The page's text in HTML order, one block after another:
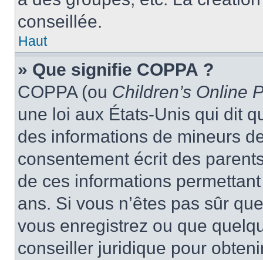
conseillée.
Haut
» Que signifie COPPA ?
COPPA (ou Children’s Online
une loi aux États-Unis qui dit
des informations de mineurs
consentement écrit des
de ces informations
ans. Si vous n’êtes pas sûr
vous enregistrez ou que
conseiller juridique pour